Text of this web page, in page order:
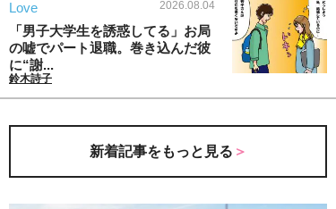
Love 2026.08.04
「男子大学生を誘惑してる」お局
の嘘でパート退職。巻き込んだ彼
に“謝...
鈴木詩子
新着記事をもっと見る